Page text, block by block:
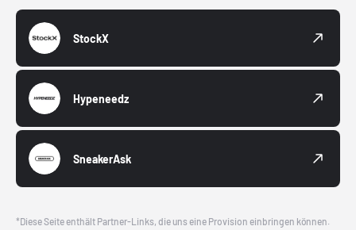
StockX
Hypeneedz
SneakerAsk
*Diese Seite enthält Partner-Links, die uns eine Provision einbringen können.